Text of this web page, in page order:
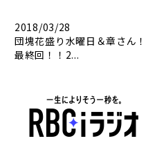
2018/03/28
団塊花盛り水曜日＆章さん！
最終回！！2...